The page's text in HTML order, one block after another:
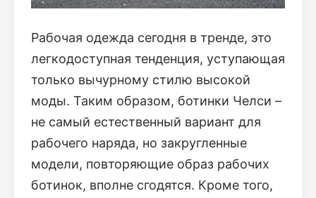
Рабочая одежда сегодня в тренде, это
легкодоступная тенденция, уступающая
только вычурному стилю высокой
моды. Таким образом, ботинки Челси –
не самый естественный вариант для
рабочего наряда, но закругленные
модели, повторяющие образ рабочих
ботинок, вполне сгодятся. Кроме того,